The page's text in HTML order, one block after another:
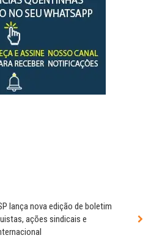
lança nova edição de boletim
ações sindicais e